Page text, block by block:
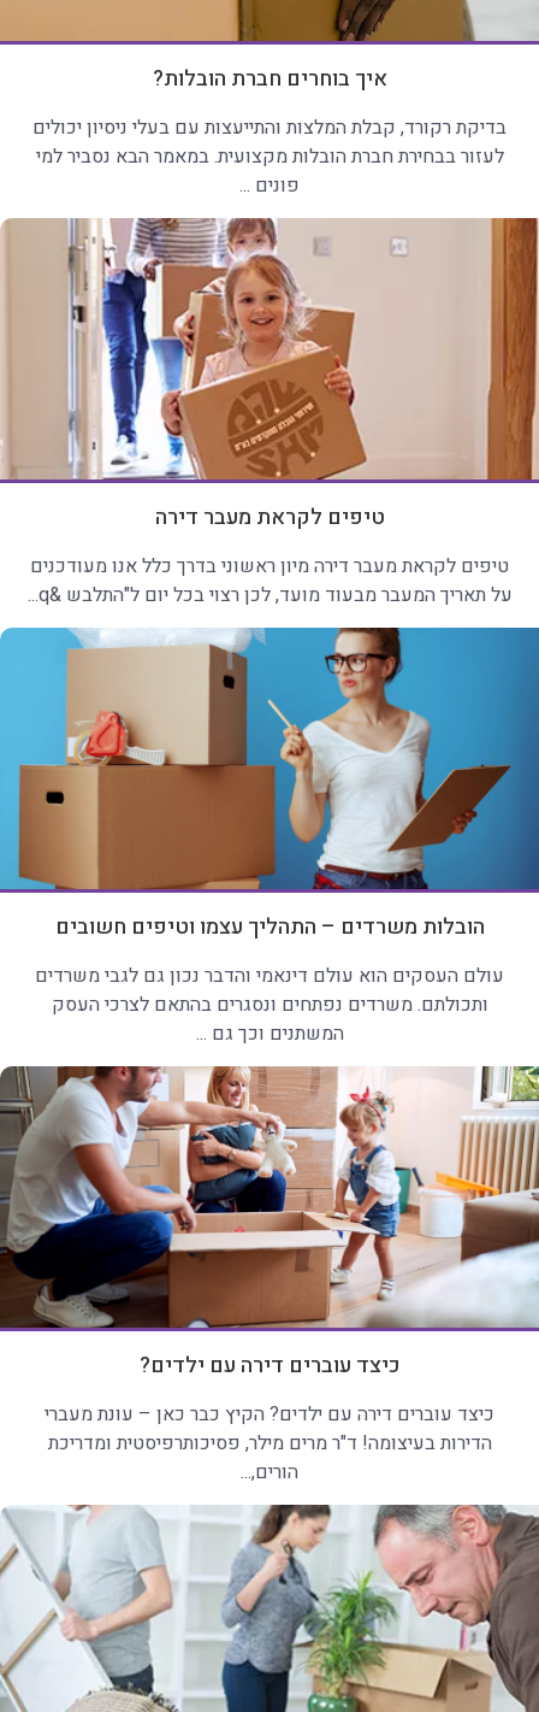
איך בוחרים חברת הובלות?
בדיקת רקורד, קבלת המלצות והתייעצות עם בעלי ניסיון יכולים
לעזור בבחירת חברת הובלות מקצועית. במאמר הבא נסביר למי
פונים ...
טיפים לקראת מעבר דירה
טיפים לקראת מעבר דירה מיון ראשוני בדרך כלל אנו מעודכנים
על תאריך המעבר מבעוד מועד, לכן רצוי בכל יום ל"התלבש &q...
הובלות משרדים – התהליך עצמו וטיפים חשובים
עולם העסקים הוא עולם דינאמי והדבר נכון גם לגבי משרדים
ותכולתם. משרדים נפתחים ונסגרים בהתאם לצרכי העסק
המשתנים וכך גם ...
כיצד עוברים דירה עם ילדים?
כיצד עוברים דירה עם ילדים? הקיץ כבר כאן – עונת מעברי
הדירות בעיצומה! ד"ר מרים מילר, פסיכותרפיסטית ומדריכת
הורים,...